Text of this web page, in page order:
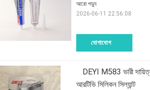
যোগাযোগ
আরো পড়ুন
2026-06-11 22:56:08
DEYI M583 ভারী
আরটিভি সিলিকন সিল্যান্ট